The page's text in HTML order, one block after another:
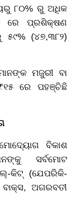
୮୦% ରୁ ଅଧିକ
ରେ ପ୍ରଶିକ୍ଷଣ
(୪୭,୩୮୨)
ମଜୁରୀ ବା
ରେ ପହଞ୍ଚିଛି
ବିକାଶ
ସର୍ବମୋଟ
କିଟ୍ (ଯେପରିକି-
ଅଗରବତୀ